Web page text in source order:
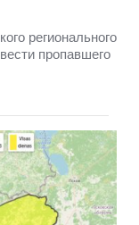
регионального
пропавшего